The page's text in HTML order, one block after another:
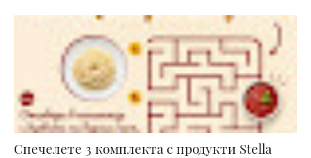
Спечелете 3 комплекта с продукти Stella